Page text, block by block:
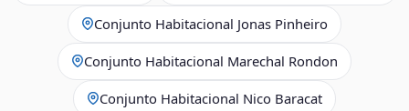
Conjunto Habitacional Jonas Pinheiro
Conjunto Habitacional Marechal Rondon
Conjunto Habitacional Nico Baracat